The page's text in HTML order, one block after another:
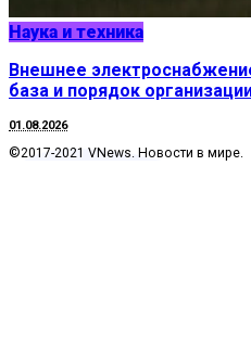
Наука и техника
Внешнее
база и порядок
01.08.2026
©2017-2021 VNews. Новости в мире.